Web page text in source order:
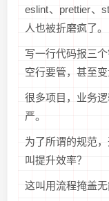
eslint、prettier、
人也被折磨疯了。
写一行代码报三
空行要管，甚至变
很多项目，业务
严。
为了所谓的规范
叫提升效率？
这叫用流程掩盖无